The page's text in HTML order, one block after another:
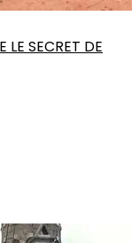
SECRET DE